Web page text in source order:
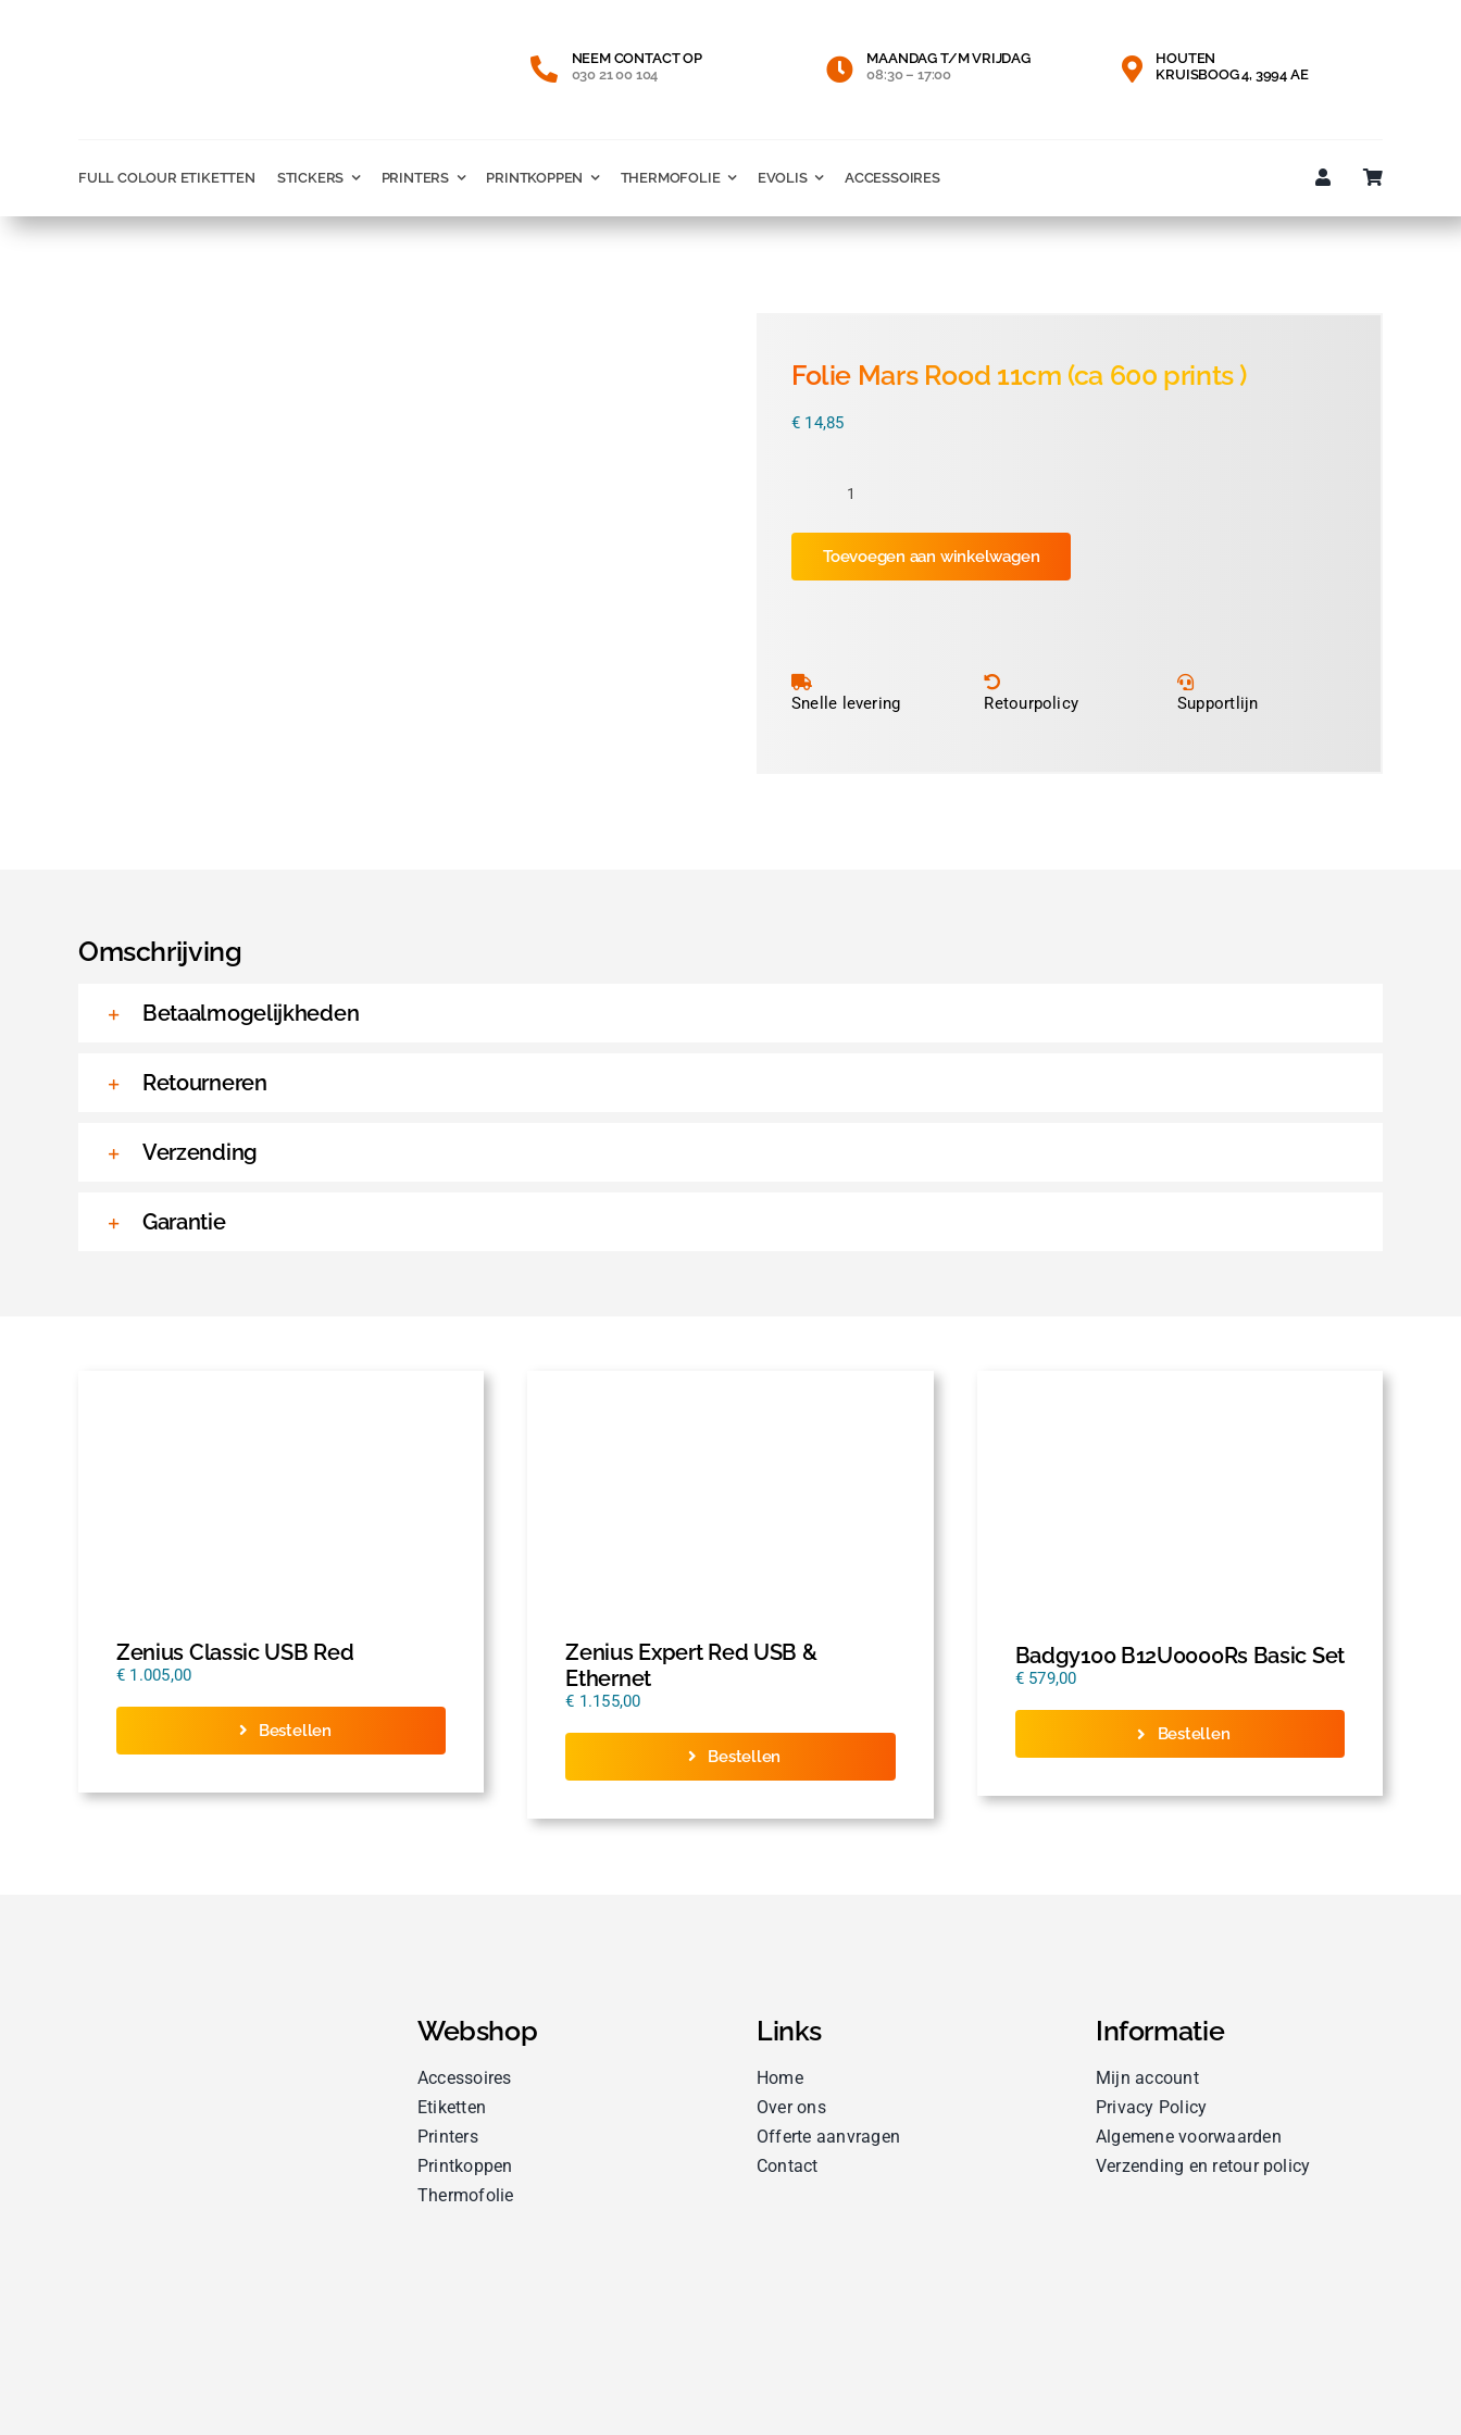
NEEM CONTACT OP
030 21 00 104
MAANDAG T/M VRIJDAG
08:30 – 17:00
HOUTEN
KRUISBOOG 4, 3994 AE
FULL COLOUR ETIKETTEN STICKERS PRINTERS PRINTKOPPEN THERMOFOLIE EVOLIS ACCESSOIRES
Folie Mars Rood 11cm (ca 600 prints )
€ 14,85
Folie
Mars
Rood
11cm
Toevoegen aan winkelwagen
Snelle levering Retourpolicy Supportlijn
Omschrijving
Betaalmogelijkheden
Retourneren
Verzending
Garantie
Zenius Classic USB Red
€ 1.005,00
Bestellen
Zenius Expert Red USB &
Ethernet
€ 1.155,00
Bestellen
Badgy100 B12U0000Rs Basic Set
€579,00
Bestellen
Webshop
Accessoires
Etiketten
Printers
Printkoppen
Thermofolie
Links
Home
Over ons
Offerte aanvragen
Contact
Informatie
Mijn account
Privacy Policy
Algemene voorwaarden
Verzending en retour policy